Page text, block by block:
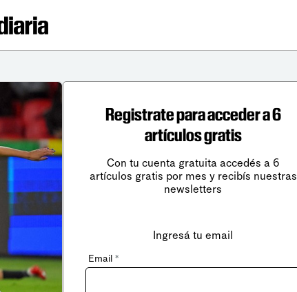
Registrate para acceder a 6
artículos gratis
Con tu cuenta gratuita accedés a 6
artículos gratis por mes y recibís nuestras
newsletters
Ingresá tu email
Email *